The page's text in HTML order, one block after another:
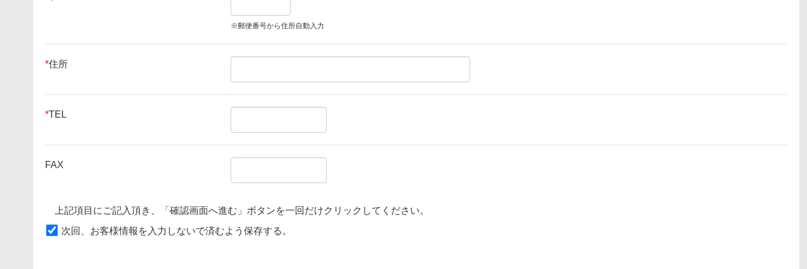
※郵便番号から住所自動入力
*住所
*TEL
FAX
上記項目にご記入頂き、「確認画面へ進む」ボタンを一回だけクリックしてください。
次回、お客様情報を入力しないで済むよう保存する。